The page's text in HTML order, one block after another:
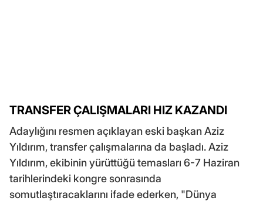
TRANSFER ÇALIŞMALARI HIZ KAZANDI
Adaylığını resmen açıklayan eski başkan Aziz
Yıldırım, transfer çalışmalarına da başladı. Aziz
Yıldırım, ekibinin yürüttüğü temasları 6-7 Haziran
tarihlerindeki kongre sonrasında
somutlaştıracaklarını ifade ederken, "Dünya